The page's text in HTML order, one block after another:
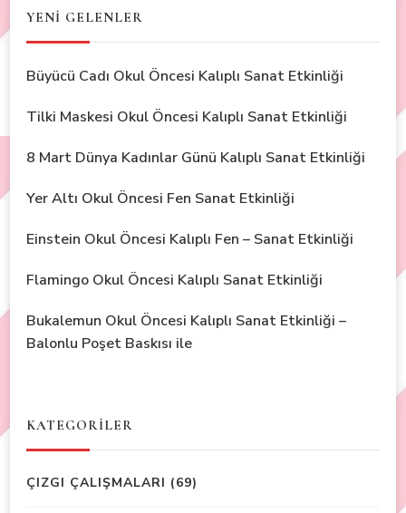
YENİ GELENLER
Büyücü Cadı Okul Öncesi Kalıplı Sanat Etkinliği
Tilki Maskesi Okul Öncesi Kalıplı Sanat Etkinliği
8 Mart Dünya Kadınlar Günü Kalıplı Sanat Etkinliği
Yer Altı Okul Öncesi Fen Sanat Etkinliği
Einstein Okul Öncesi Kalıplı Fen – Sanat Etkinliği
Flamingo Okul Öncesi Kalıplı Sanat Etkinliği
Bukalemun Okul Öncesi Kalıplı Sanat Etkinliği –
Balonlu Poşet Baskısı ile
KATEGORİLER
ÇIZGI ÇALIŞMALARI (69)